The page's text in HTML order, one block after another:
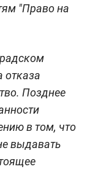
"Право на
отказа
Позднее
в том, что
выдавать